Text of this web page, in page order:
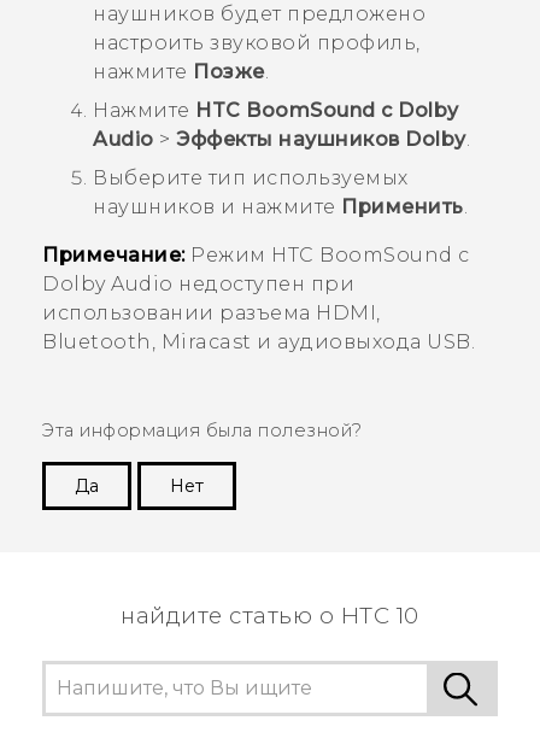
наушников будет предложено
настроить звуковой профиль,
нажмите Позже.
Нажмите HTC BoomSound с Dolby
Audio > Эффекты наушников Dolby.
Выберите тип используемых
наушников и нажмите Применить
Примечание:Режим HTC BoomSound с
Dolby Audio недоступен при
использовании разъема HDMI,
Bluetooth
Miracast и аудиовыхода USB.
Эта информация была полезной?
Да
Нет
найдите статью о HTC 10